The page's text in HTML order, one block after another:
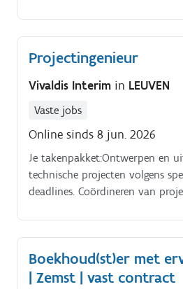
Projectingenieur
Vivaldis Interim in LEUVEN
Vaste jobs
Online sinds 8 jun. 2026
Je takenpakket:Ontwerpen en
technische projecten volgens
deadlines. Coördineren van
Boekhoud(st)er met
| Zemst | vast contract